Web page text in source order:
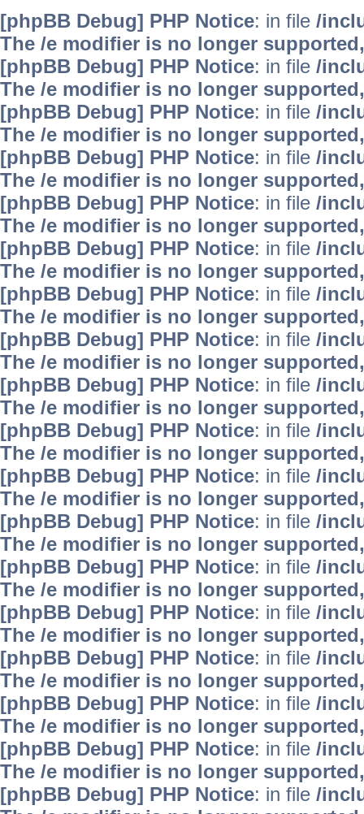
[phpBB Debug] PHP Notice: in file /
The /e modifier is no longer
[phpBB Debug] PHP Notice: in file /
The /e modifier is no longer
[phpBB Debug] PHP Notice: in file /
The /e modifier is no longer
[phpBB Debug] PHP Notice: in file /
The /e modifier is no longer
[phpBB Debug] PHP Notice: in file /
The /e modifier is no longer
[phpBB Debug] PHP Notice: in file /
The /e modifier is no longer
[phpBB Debug] PHP Notice: in file /
The /e modifier is no longer
[phpBB Debug] PHP Notice: in file /
The /e modifier is no longer
[phpBB Debug] PHP Notice: in file /
The /e modifier is no longer
[phpBB Debug] PHP Notice: in file /
The /e modifier is no longer
[phpBB Debug] PHP Notice: in file /
The /e modifier is no longer
[phpBB Debug] PHP Notice: in file /
The /e modifier is no longer
[phpBB Debug] PHP Notice: in file /
The /e modifier is no longer
[phpBB Debug] PHP Notice: in file /
The /e modifier is no longer
[phpBB Debug] PHP Notice: in file /
The /e modifier is no longer
[phpBB Debug] PHP Notice: in file /
The /e modifier is no longer
[phpBB Debug] PHP Notice: in file /
The /e modifier is no longer
[phpBB Debug] PHP Notice: in file /